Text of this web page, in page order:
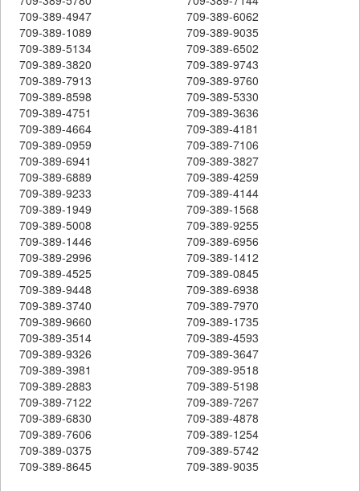
709-389-4947
709-389-6062
709-389-1089
709-389-9035
709-389-5134
709-389-6502
709-389-3820
709-389-9743
709-389-7913
709-389-9760
709-389-8598
709-389-5330
709-389-4751
709-389-3636
709-389-4664
709-389-4181
709-389-0959
709-389-7106
709-389-6941
709-389-3827
709-389-6889
709-389-4259
709-389-9233
709-389-4144
709-389-1949
709-389-1568
709-389-5008
709-389-9255
709-389-1446
709-389-6956
709-389-2996
709-389-1412
709-389-4525
709-389-0845
709-389-9448
709-389-6938
709-389-3740
709-389-7970
709-389-9660
709-389-1735
709-389-3514
709-389-4593
709-389-9326
709-389-3647
709-389-3981
709-389-9518
709-389-2883
709-389-5198
709-389-7122
709-389-7267
709-389-6830
709-389-4878
709-389-7606
709-389-1254
709-389-0375
709-389-5742
709-389-8645
709-389-9035